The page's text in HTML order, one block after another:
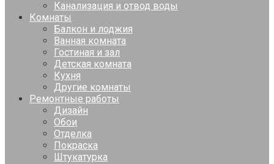
Канализация и отвод воды
Комнаты
Балкон и лоджия
Ванная комната
Гостиная и зал
Детская комната
Кухня
Другие комнаты
Ремонтные работы
Дизайн
Обои
Отделка
Покраска
Штукатурка